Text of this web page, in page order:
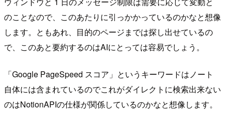
のことなので、このあたりに引っかかっているのかなと想像
します。ともあれ、目的のページまでは探し出せているの
で、このあと要約するのはAIにとっては容易でしょう。
「Google PageSpeed スコア」というキーワードはノート
自体には含まれているのでこれがダイレクトに検索出来ない
のはNotionAPIの仕様が関係しているのかなと想像します。